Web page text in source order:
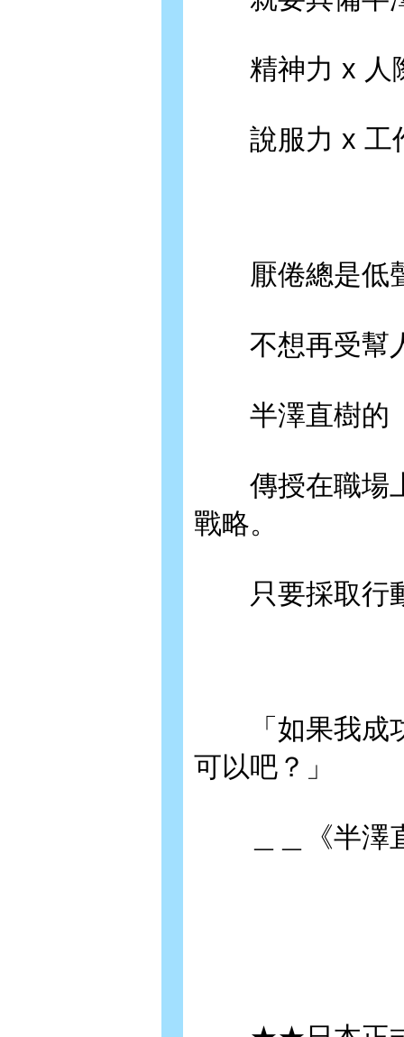
精神力 x 人
說服力 x 工
厭倦總是低聲
不想再受幫人
半澤直樹的「
傳授在職場上
戰略。
只要採取行動
「如果我成功
可以吧？」
＿＿《半澤